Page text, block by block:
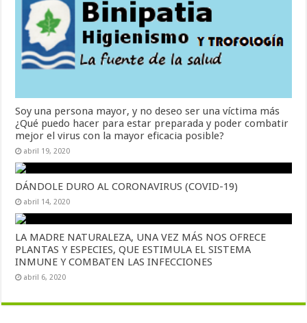
Soy una persona mayor, y no deseo ser una víctima más
¿Qué puedo hacer para estar preparada y poder combatir
mejor el virus con la mayor eficacia posible?
abril 19, 2020
DÁNDOLE DURO AL CORONAVIRUS (COVID-19)
abril 14, 2020
LA MADRE NATURALEZA, UNA VEZ MÁS NOS OFRECE
PLANTAS Y ESPECIES, QUE ESTIMULA EL SISTEMA
INMUNE Y COMBATEN LAS INFECCIONES
abril 6, 2020